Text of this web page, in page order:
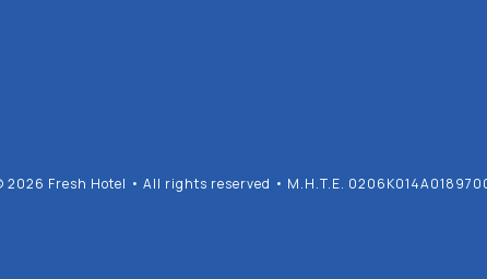
2026 Fresh Hotel • All rights reserved • M.H.T.E.